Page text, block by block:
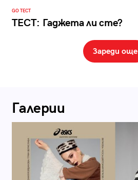
GO ТЕСТ
ТЕСТ: Гаджета ли сте?
Зареди още
Галерии